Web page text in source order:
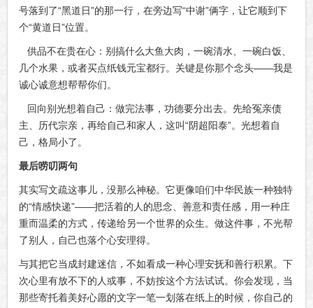
号落到了“黑道日”的那一行，在旁边写“中谢”俩字，让它顺到下
个“黄道日”位置。
供品不在贵在心：别搞什么大鱼大肉，一碗清水、一碗白饭、
几个水果，或者买点纸钱元宝都行。关键是你那个念头——我是
诚心诚意想帮帮你们。
回向别光想着自己：做完法事，功德要分出去。先给冤亲债
主、历代宗亲，再给自己和家人，这叫“阴超阳泰”。光想着自
己，格局小了。
最后唠叨两句
其实写文疏这事儿，没那么神秘。它更像咱们中华民族一种独特
的“情感快递”——把活着的人的思念、善意和责任感，用一种庄
重而温柔的方式，传递给另一个世界的众生。做这件事，不光帮
了别人，自己也落个心安理得。
与其把它当成封建迷信，不如看成一种心理安抚和善行积累。下
次心里有放不下的人或事，不妨按这个方法试试。你会发现，当
那些寄托着美好心愿的文字一笔一划落在纸上的时候，你自己的